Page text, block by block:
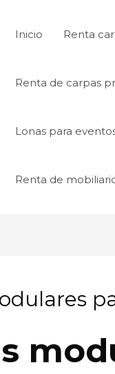
Inicio Renta
Renta de carpas
Lonas para
Renta de